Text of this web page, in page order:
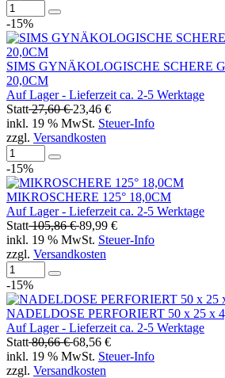
-15%
SIMS GYNÄKOLOGISCHE SCHERE
20,0CM
Auf Lager - Lieferzeit ca. 2-5 Werktage
Statt27,60 €23,46 €
inkl. 19 % MwSt. Steuer-Info
zzgl. Versandkosten
-15%
MIKROSCHERE 125° 18,0CM
Auf Lager - Lieferzeit ca. 2-5 Werktage
Statt105,86 €89,99 €
inkl. 19 % MwSt. Steuer-Info
zzgl. Versandkosten
-15%
NADELDOSE PERFORIERT 50 x 25 x
Auf Lager - Lieferzeit ca. 2-5 Werktage
Statt80,66 €68,56 €
inkl. 19 % MwSt. Steuer-Info
zzgl. Versandkosten